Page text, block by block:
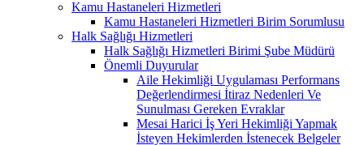
Kamu Hastaneleri Hizmetleri
Kamu Hastaneleri Hizmetleri Birim Sorumlusu
Halk Sağlığı Hizmetleri
Halk Sağlığı Hizmetleri Birimi Şube Müdürü
Önemli Duyurular
Aile Hekimliği Uygulaması Performans
Değerlendirmesi İtiraz Nedenleri Ve
Sunulması Gereken Evraklar
Mesai Harici İş Yeri Hekimliği Yapmak
İsteyen Hekimlerden İstenecek Belgeler